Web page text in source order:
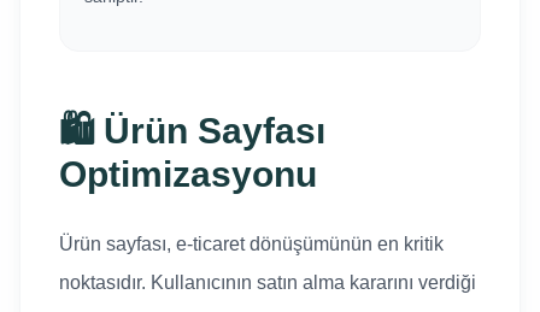
🛍️ Ürün Sayfası
Optimizasyonu
Ürün sayfası, e-ticaret dönüşümünün en kritik
noktasıdır. Kullanıcının satın alma kararını verdiği